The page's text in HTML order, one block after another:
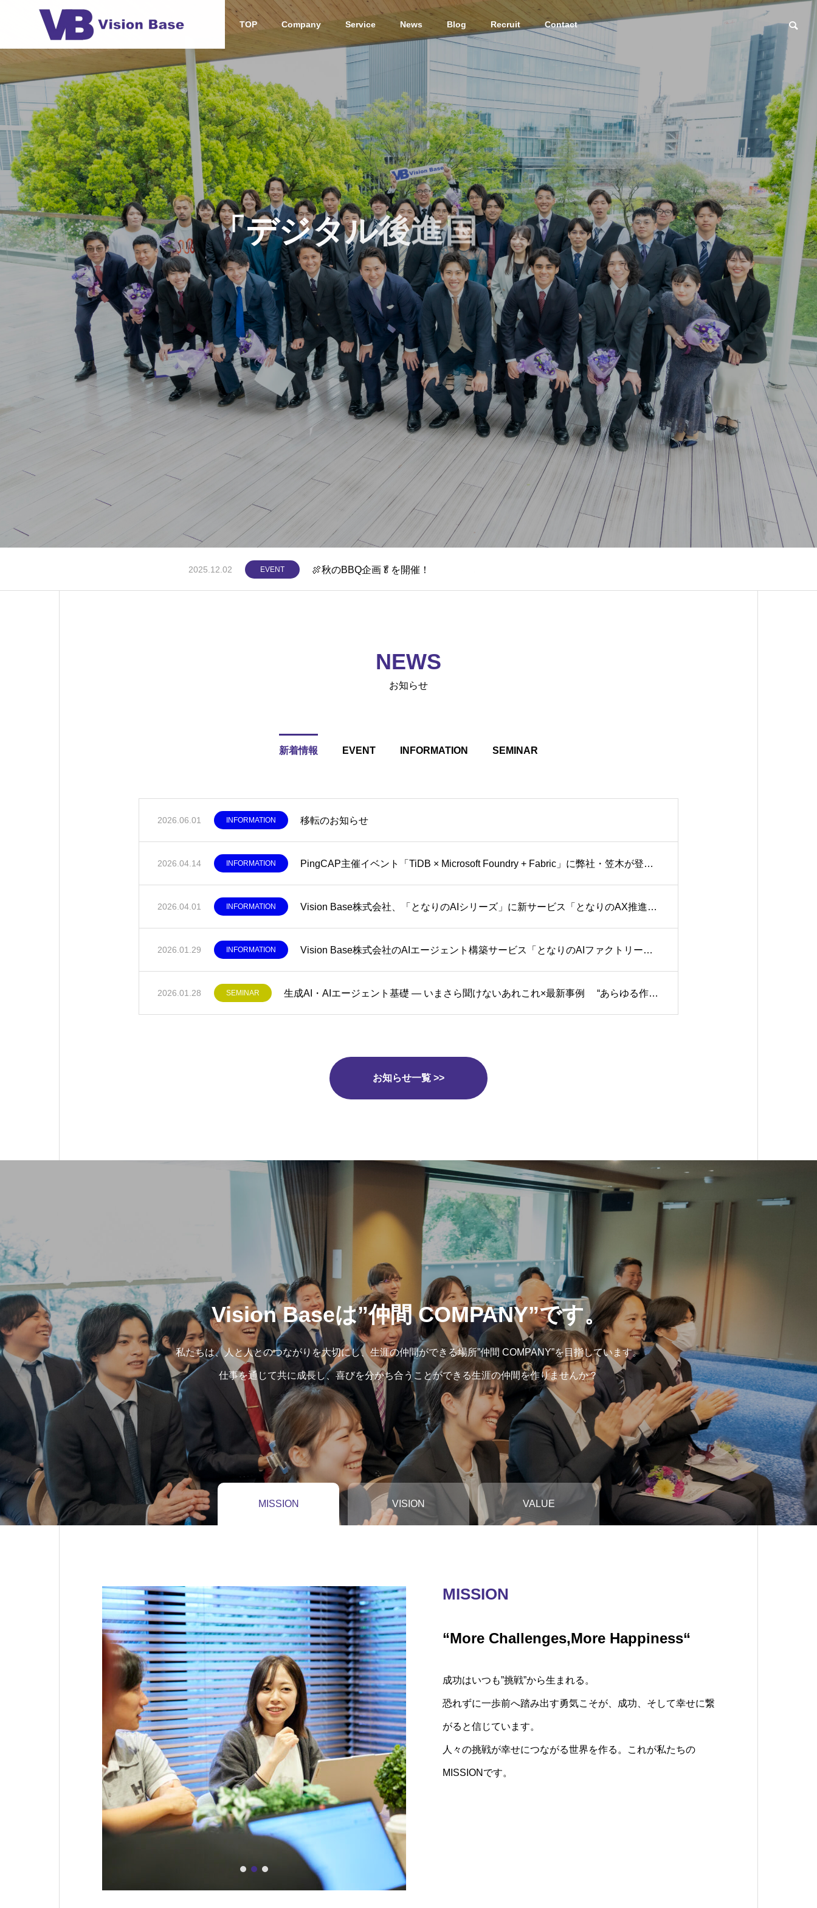
Loading
TOP Company Service News Blog Recruit Contact
OUTLINE
MISSION/VISION
ミッション・ビジョン
POLICY/STRATEGY
経営方針・戦略
OUTLINE
会社概要
CORPORATE MEMBER
コーポレートメンバー紹介
NEWS
SES/受託開発事業
System Engineering Service
ITコンサルティング/PM支
援事業
IT
Consulting/ProjectManagement
AI活用化支援「となりのAI
シリーズ」
Generative AI Utilization Support
TOP
！
お知らせ
📻チャレンペンラジオ配信回
数15回を突破！
EVENT
🍖秋のBBQ企画🥬を開催！
【経験0から頼られるエンジニ
アへ】VB流キャリアの作り方
ハロウィンパーティを開催し
ました！👻
EVENT
月1回のクリ
保町クリーン
クト）
「デジタル後進国」から、
「挑戦するデジタル先進国」へ
デジタルの情熱で、日本をアップデートする。
2025.12.02 EVENT 🍖秋のBBQ企画🥬を開催！
NEWS
お知らせ
新着情報 EVENT INFORMATION SEMINAR
2026.06.01 INFORMATION 移転のお知らせ
2026.04.14 INFORMATION PingCAP主催イベント「TiDB × Microsoft Foundry + Fabric」に弊社・笠木が登壇します
2026.04.01 INFORMATION Vision Base株式会社、「となりのAIシリーズ」に新サービス「となりのAX推進部長」を追加——AX推進に特化した準委任型人材支援を月額30万円〜提供開始
2026.01.29 INFORMATION Vision Base株式会社のAIエージェント構築サービス「となりのAIファクトリー」契約企業数80社を突破!!多くの企業にて作業からの解放を実現!!
2026.01.28 SEMINAR 生成AI・AIエージェント基礎 ― いまさら聞けないあれこれ×最新事例 “あらゆる作業を自動化”体験プログラム ―
お知らせ一覧 >>
Vision Baseは”仲間 COMPANY”です。
私たちは、人と人とのつながりを大切にし、生涯の仲間ができる場所”仲間 COMPANY”を目指しています。
仕事を通じて共に成長し、喜びを分かち合うことができる生涯の仲間を作りませんか？
MISSION VISION VALUE
MISSION
“More Challenges,More Happiness“
成功はいつも”挑戦”から生まれる。
恐れずに一歩前へ踏み出す勇気こそが、成功、そして幸せに繋
がると信じています。
人々の挑戦が幸せにつながる世界を作る。これが私たちの
MISSIONです。
VISION
「最高の仲間」と「最高の未来」を創造
一人ではできないことを成し遂げるために組織があり仲間がい
る。
お互いの可能性を信じ合う最高の仲間は、誰もが不可能と思う
ことを可能にすると信じています。
VALUE
成功のためのNINE VALUE
1.挑戦を重ねよう: 失敗を恐れず、積極的に挑戦し、仲間の挑
戦を支え合い、賞賛しましょう。
2.ご機嫌に働こう: 前向きで笑顔のある働き方を心がけ、ポジ
ティブな感情と思考で仕事に取り組みましょう。